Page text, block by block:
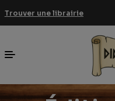
Trouver une librairie